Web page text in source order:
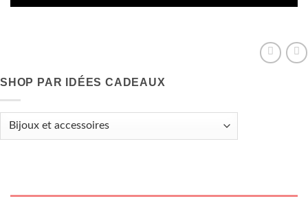
SHOP PAR IDÉES CADEAUX